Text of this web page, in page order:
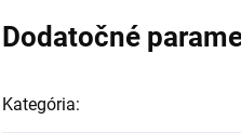
Dodatočné
Kategória: